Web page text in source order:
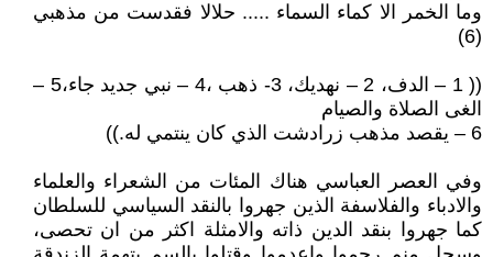
وما الخمر الا كماء السماء ..... حلالا فقدست من مذهبي
(6)
(( 1 – الدف، 2 – نهديك، 3- ذهب ،4 – نبي جديد جاء،5 –
الغى الصلاة والصيام
6 – يقصد مذهب زرادشت الذي كان ينتمي له.))
وفي العصر العباسي هناك المئات من الشعراء والعلماء
والادباء والفلاسفة الذين جهروا بالنقد السياسي للسلطان
كما جهروا بنقد الدين ذاته والامثلة اكثر من ان تحصى،